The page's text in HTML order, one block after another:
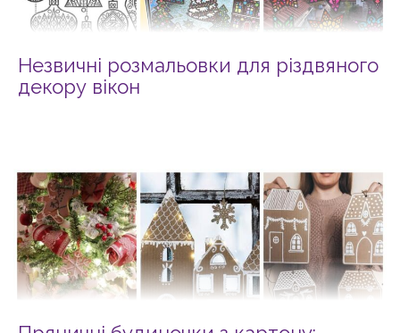
Незвичні розмальовки для різдвяного
декору вікон